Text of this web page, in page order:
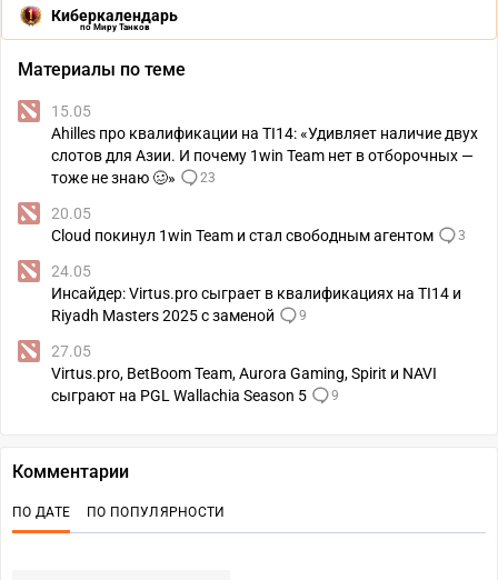
Киберкалендарь
по Миру Танков
Материалы по теме
15.05
Ahilles про квалификации на TI14: «Удивляет наличие двух
слотов для Азии. И почему 1win Team нет в отборочных —
тоже не знаю 🥴»
23
20.05
Cloud покинул 1win Team и стал свободным агентом
3
24.05
Инсайдер: Virtus.pro сыграет в квалификациях на TI14 и
Riyadh Masters 2025 с заменой
9
27.05
Virtus.pro, BetBoom Team, Aurora Gaming, Spirit и NAVI
сыграют на PGL Wallachia Season 5
9
Комментарии
ПО ДАТЕ ПО ПОПУЛЯРНОСТИ